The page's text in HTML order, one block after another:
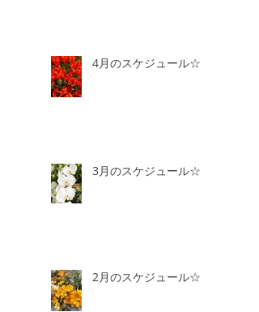
4月のスケジュール☆
3月のスケジュール☆
2月のスケジュール☆